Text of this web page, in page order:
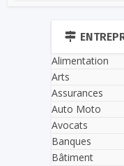
Alimentation
Arts
Assurances
Auto Moto
Avocats
Banques
Bâtiment